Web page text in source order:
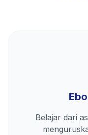
Belajar dari